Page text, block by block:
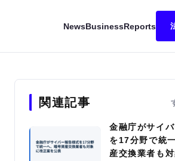
NewsBusinessReports
損により1,145億円の純損失を計上
関連記事
金融庁がサイ
を17分野で統
産交換業者も